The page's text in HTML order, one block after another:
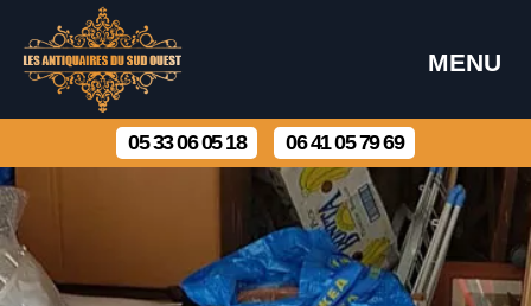
MENU
05 33 06 05 18 06 41 05 79 69